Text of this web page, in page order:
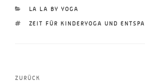
KATEGORIEN
LA LA BY YOGA
SCHLAGWÖRTER
ZEIT FÜR KINDERYOGA UND
Beitragsnavigation
Vorheriger
ZURÜCK